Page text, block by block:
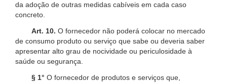
da adoção de outras medidas cabíveis em cada caso
concreto.
Art. 10. O fornecedor não poderá colocar no mercado
de consumo produto ou serviço que sabe ou deveria saber
apresentar alto grau de nocividade ou periculosidade à
saúde ou segurança.
§ 1° O fornecedor de produtos e serviços que,